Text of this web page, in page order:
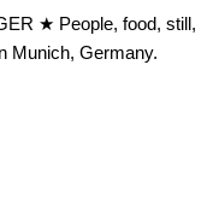
★ People, food, still,
Munich, Germany.